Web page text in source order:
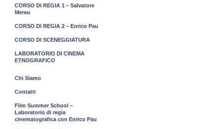
CORSO DI REGIA 1 – Salvatore
Mereu
CORSO DI REGIA 2 – Enrico Pau
CORSO DI SCENEGGIATURA
LABORATORIO DI CINEMA
ETNOGRAFICO
Chi Siamo
Contatti
Film Summer School –
Laboratorio di regia
cinematografica con Enrico Pau